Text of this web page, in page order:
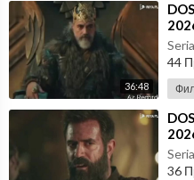
36:48
44
36